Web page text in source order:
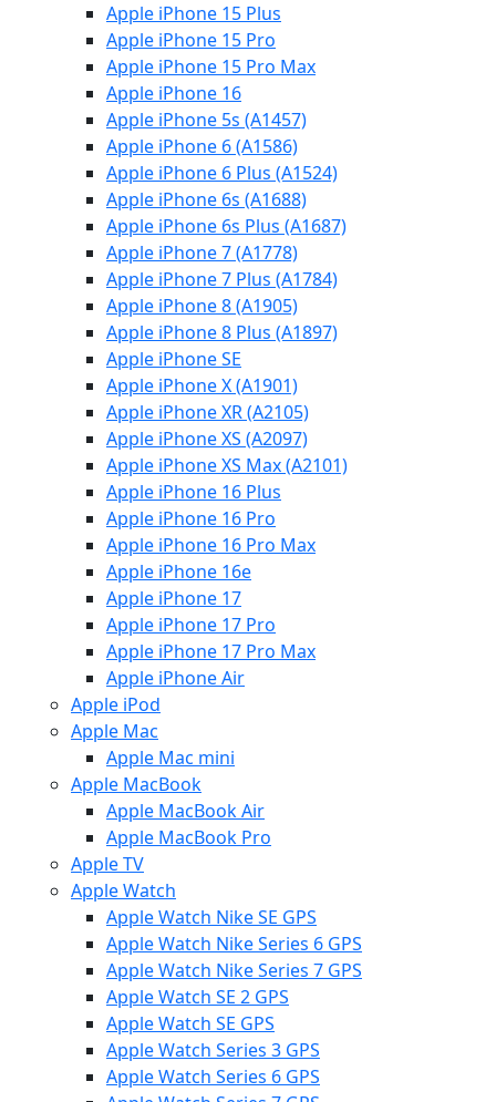
Apple iPhone 15 Plus
Apple iPhone 15 Pro
Apple iPhone 15 Pro Max
Apple iPhone 16
Apple iPhone 5s (A1457)
Apple iPhone 6 (A1586)
Apple iPhone 6 Plus (A1524)
Apple iPhone 6s (A1688)
Apple iPhone 6s Plus (A1687)
Apple iPhone 7 (A1778)
Apple iPhone 7 Plus (A1784)
Apple iPhone 8 (A1905)
Apple iPhone 8 Plus (A1897)
Apple iPhone SE
Apple iPhone X (A1901)
Apple iPhone XR (A2105)
Apple iPhone XS (A2097)
Apple iPhone XS Max (A2101)
Apple iPhone 16 Plus
Apple iPhone 16 Pro
Apple iPhone 16 Pro Max
Apple iPhone 16e
Apple iPhone 17
Apple iPhone 17 Pro
Apple iPhone 17 Pro Max
Apple iPhone Air
Apple iPod
Apple Mac
Apple Mac mini
Apple MacBook
Apple MacBook Air
Apple MacBook Pro
Apple TV
Apple Watch
Apple Watch Nike SE GPS
Apple Watch Nike Series 6 GPS
Apple Watch Nike Series 7 GPS
Apple Watch SE 2 GPS
Apple Watch SE GPS
Apple Watch Series 3 GPS
Apple Watch Series 6 GPS